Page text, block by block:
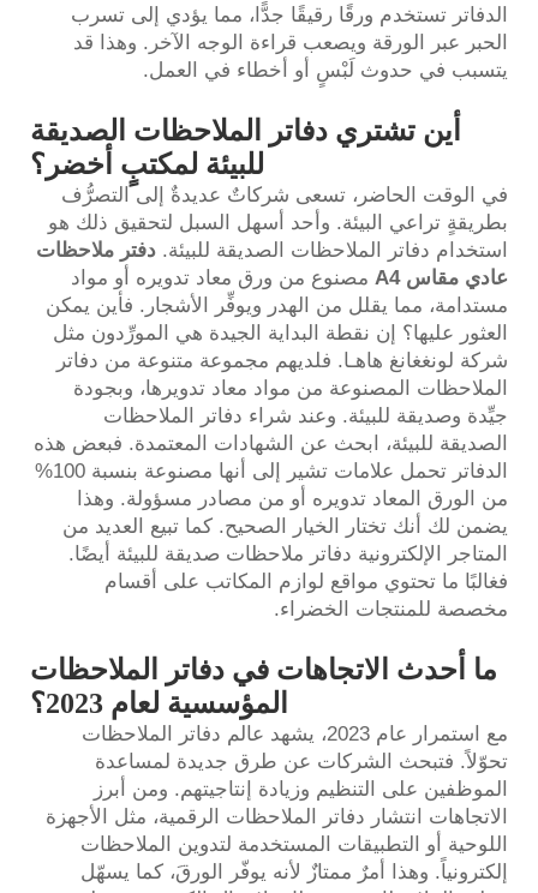
الدفاتر تستخدم ورقًا رقيقًا جدًّا، مما يؤدي إلى تسرب
الحبر عبر الورقة ويصعب قراءة الوجه الآخر. وهذا قد
يتسبب في حدوث لَبْسٍ أو أخطاء في العمل.
أين تشتري دفاتر الملاحظات الصديقة
للبيئة لمكتبٍ أخضر؟
في الوقت الحاضر، تسعى شركاتٌ عديدةٌ إلى التصرُّف
بطريقةٍ تراعي البيئة. وأحد أسهل السبل لتحقيق ذلك هو
استخدام دفاتر الملاحظات الصديقة للبيئة. دفتر ملاحظات
عادي مقاس A4
مصنوع من ورق معاد تدويره أو مواد
مستدامة، مما يقلل من الهدر ويوفِّر الأشجار. فأين يمكن
العثور عليها؟ إن نقطة البداية الجيدة هي المورِّدون مثل
شركة لونغغانغ هاهـا. فلديهم مجموعة متنوعة من دفاتر
الملاحظات المصنوعة من مواد معاد تدويرها، وبجودة
جيِّدة وصديقة للبيئة. وعند شراء دفاتر الملاحظات
الصديقة للبيئة، ابحث عن الشهادات المعتمدة. فبعض هذه
الدفاتر تحمل علامات تشير إلى أنها مصنوعة بنسبة 100%
من الورق المعاد تدويره أو من مصادر مسؤولة. وهذا
يضمن لك أنك تختار الخيار الصحيح. كما تبيع العديد من
المتاجر الإلكترونية دفاتر ملاحظات صديقة للبيئة أيضًا.
فغالبًا ما تحتوي مواقع لوازم المكاتب على أقسام
مخصصة للمنتجات الخضراء.
ما أحدث الاتجاهات في دفاتر الملاحظات
المؤسسية لعام 2023؟
مع استمرار عام 2023، يشهد عالم دفاتر الملاحظات
تحوّلاً. فتبحث الشركات عن طرق جديدة لمساعدة
الموظفين على التنظيم وزيادة إنتاجيتهم. ومن أبرز
الاتجاهات انتشار دفاتر الملاحظات الرقمية، مثل الأجهزة
اللوحية أو التطبيقات المستخدمة لتدوين الملاحظات
إلكترونياً. وهذا أمرٌ ممتازٌ لأنه يوفّر الورقَ، كما يسهّل